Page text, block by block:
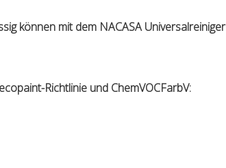
können mit dem NACASA
Richtlinie und ChemVOCFarbV: